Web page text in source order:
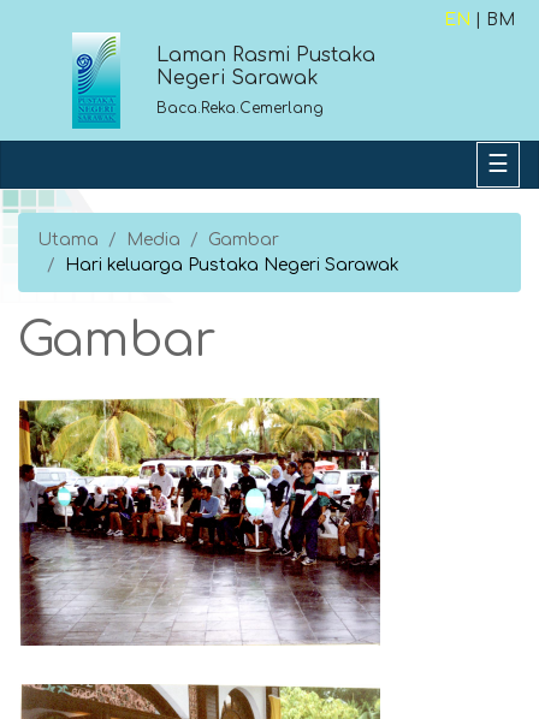
EN | BM
Laman Rasmi Pustaka
Negeri Sarawak
Baca.Reka.Cemerlang
Utama Media
Gambar
Hari keluarga Pustaka Negeri Sarawak
Gambar